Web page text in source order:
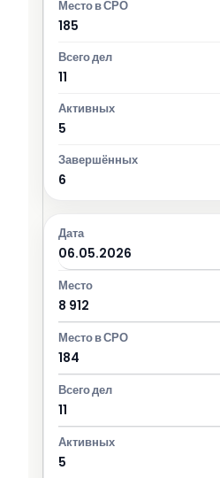
185
11
5
6
06.05.2026
8 912
184
11
5